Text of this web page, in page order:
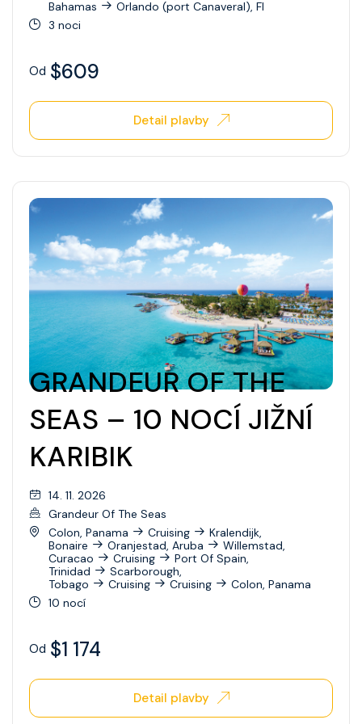
Ovation Of The Seas
Quantum Of The Seas
Rhapsody Of The Seas
Serenade Of The Seas
Star Of The Seas
Symphony Of The Seas
Utopia Of The Seas
Vision Of The Seas
Voyager Of The Seas
Wonder Of The Seas
Celebrity Apex
Celebrity Ascent
Celebrity Boundless
Celebrity Compass
Celebrity Constellation
Celebrity Eclipse
Celebrity Edge
Bahamas
Orlando (port Canaveral), Fl
3 noci
Od $609
Detail plavby
GRANDEUR OF THE
SEAS – 10 NOCÍ JIŽNÍ
KARIBIK
14. 11. 2026
Grandeur Of The Seas
Colon, Panama
Cruising
Kralendijk,
Bonaire
Oranjestad, Aruba
Willemstad,
Curacao
Cruising
Port Of Spain,
Trinidad
Scarborough,
Tobago
Cruising Cruising
Colon, Panama
10 nocí
Od $1 174
Detail plavby